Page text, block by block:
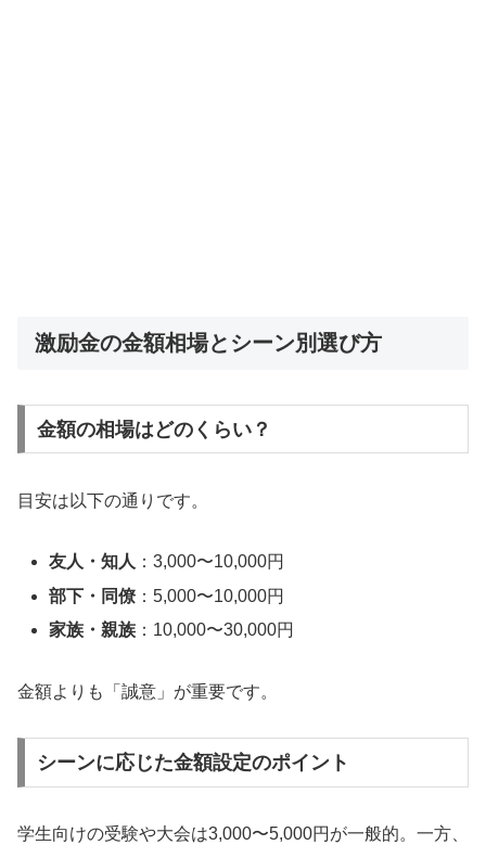
激励金の金額相場とシーン別選び方
金額の相場はどのくらい？
目安は以下の通りです。
友人・知人 ：3,000〜10,000円
部下・同僚：5,000〜10,000円
家族・親族 ：10,000〜30,000円
金額よりも「誠意」が重要です。
シーンに応じた金額設定のポイント
学生向けの受験や大会は3,000〜5,000円が一般的。一方、